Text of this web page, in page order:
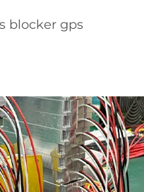
blocker gps